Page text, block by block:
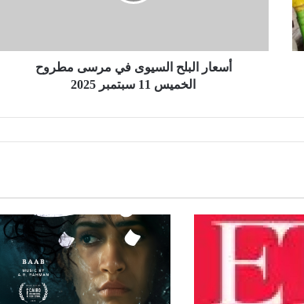
مجلس النواب يناقش قانون حماية المنافسة
سلوت: إصابة إيكيتيكي وعودة إيزاك تعيدان
ترتيب أوراق ليفربول قبل ديربي إيفرتون
ل
س
ي
م
ر
س
ى
م
ط
أسعار البلح السيوى في مرسى مطروح
الخميس 11 سبتمبر 2025